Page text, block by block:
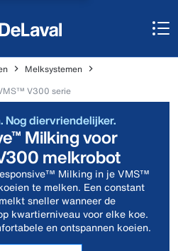
Melksystemen
V300 serie
Nog diervriendelijker.
Milking voor
melkrobot
Milking in je VMS™
te melken. Een constant
sneller wanneer de
kwartierniveau voor elke koe.
en ontspannen koeien.